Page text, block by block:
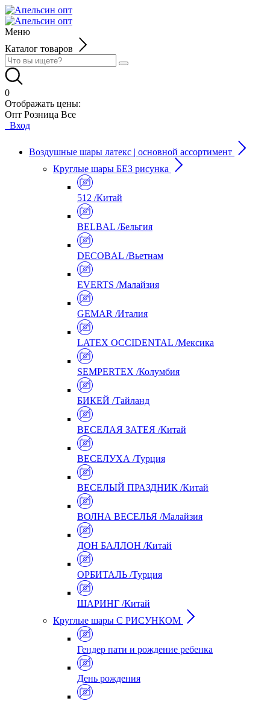
Меню
Каталог товаров
0
Отображать цены:
Опт Розница Все
Вход
Воздушные шары латекс | основной ассортимент
Круглые шары БЕЗ рисунка
512 /Китай
BELBAL /Бельгия
DECOBAL /Вьетнам
EVERTS /Малайзия
GEMAR /Италия
LATEX OCCIDENTAL /Мексика
SEMPERTEX /Колумбия
БИКЕЙ /Тайланд
ВЕСЕЛАЯ ЗАТЕЯ /Китай
ВЕСЕЛУХА /Турция
ВЕСЕЛЫЙ ПРАЗДНИК /Китай
ВОЛНА ВЕСЕЛЬЯ /Малайзия
ДОН БАЛЛОН /Китай
ОРБИТАЛЬ /Турция
ШАРИНГ /Китай
Круглые шары С РИСУНКОМ
Гендер пати и рождение ребенка
День рождения